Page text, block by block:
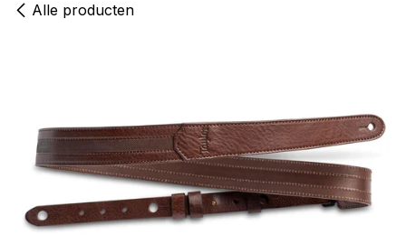
Alle producten